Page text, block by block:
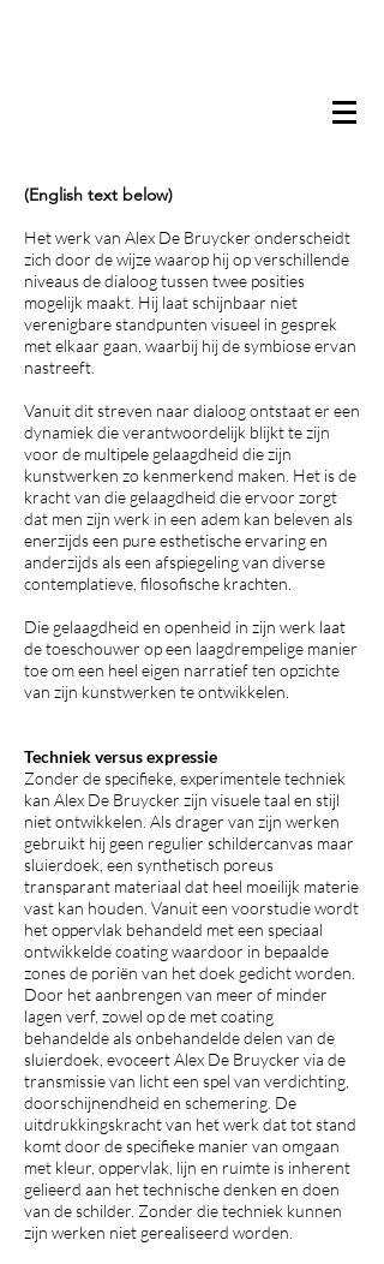
(English text below)
Het werk van Alex De Bruycker onderscheidt
zich door de wijze waarop hij op verschillende
niveaus de dialoog tussen twee posities
mogelijk maakt. Hij laat schijnbaar niet
verenigbare standpunten visueel in gesprek
met elkaar gaan, waarbij hij de symbiose ervan
nastreeft.
Vanuit dit streven naar dialoog ontstaat er een
dynamiek die verantwoordelijk blijkt te zijn
voor de multipele gelaagdheid die zijn
kunstwerken zo kenmerkend maken. Het is de
kracht van die gelaagdheid die ervoor zorgt
dat men zijn werk in een adem kan beleven als
enerzijds een pure esthetische ervaring en
anderzijds als een afspiegeling van diverse
contemplatieve, filosofische krachten.
Die gelaagdheid en openheid in zijn werk laat
de toeschouwer op een laagdrempelige manier
toe om een heel eigen narratief ten opzichte
van zijn kunstwerken te ontwikkelen.
Techniek versus expressie
Zonder de specifieke, experimentele techniek
kan Alex De Bruycker zijn visuele taal en stijl
niet ontwikkelen. Als drager van zijn werken
gebruikt hij geen regulier schildercanvas maar
sluierdoek, een synthetisch poreus
transparant materiaal dat heel moeilijk materie
vast kan houden. Vanuit een voorstudie wordt
het oppervlak behandeld met een speciaal
ontwikkelde coating waardoor in bepaalde
zones de poriën van het doek gedicht worden.
Door het aanbrengen van meer of minder
lagen verf, zowel op de met coating
behandelde als onbehandelde delen van de
sluierdoek, evoceert Alex De Bruycker via de
transmissie van licht een spel van verdichting,
doorschijnendheid en schemering. De
uitdrukkingskracht van het werk dat tot stand
komt door de specifieke manier van omgaan
met kleur, oppervlak, lijn en ruimte is inherent
gelieerd aan het technische denken en doen
van de schilder. Zonder die techniek kunnen
zijn werken niet gerealiseerd worden.